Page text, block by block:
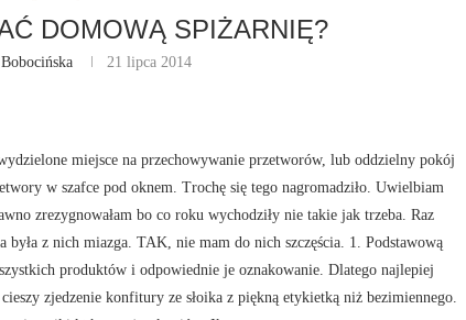
DOMOWĄ SPIŻARNIĘ?
21 lipca 2014
miejsce na przechowywanie przetworów, lub oddzielny pokój
w szafce pod oknem. Trochę się tego nagromadziło. Uwielbiam
zrezygnowałam bo co roku wychodziły nie takie jak trzeba. Raz
była z nich miazga. TAK, nie mam do nich szczęścia. 1. Podstawową
produktów i odpowiednie je oznakowanie. Dlatego najlepiej
zjedzenie konfitury ze słoika z piękną etykietką niż bezimiennego.